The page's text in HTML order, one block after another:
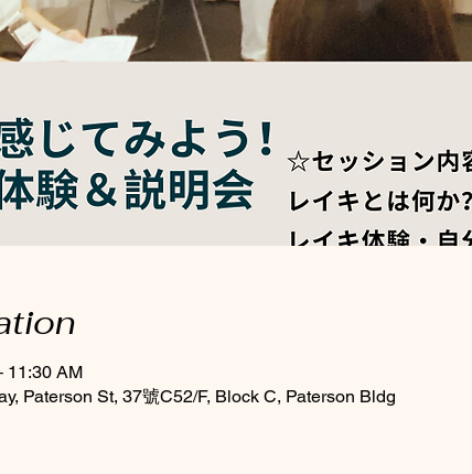
11:30 AM
Paterson St, 37號C52/F, Block C, Paterson Bldg